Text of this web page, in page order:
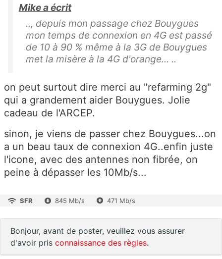
Mike a écrit
.., depuis mon passage chez Bouygues
mon temps de connexion en 4G est passé
de 10 à 90 % même à la 3G de Bouygues
met la misère à la 4G d'orange... ..
on peut surtout dire merci au "refarming 2g"
qui a grandement aider Bouygues. Jolie
cadeau de l'ARCEP.
sinon, je viens de passer chez Bouygues...on
a un beau taux de connexion 4G..enfin juste
l'icone, avec des antennes non fibrée, on
peine à dépasser les 10Mb/s...
SFR 845 Mb/s 471 Mb/s
Bonjour, avant de poster, veuillez vous assurer
d'avoir pris connaissance des règles.